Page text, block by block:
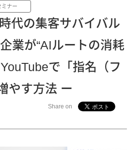
ミナー
代の集客サバイバル
業が“AIルートの消耗
で「指名（フ
やす方法 ー
Share on